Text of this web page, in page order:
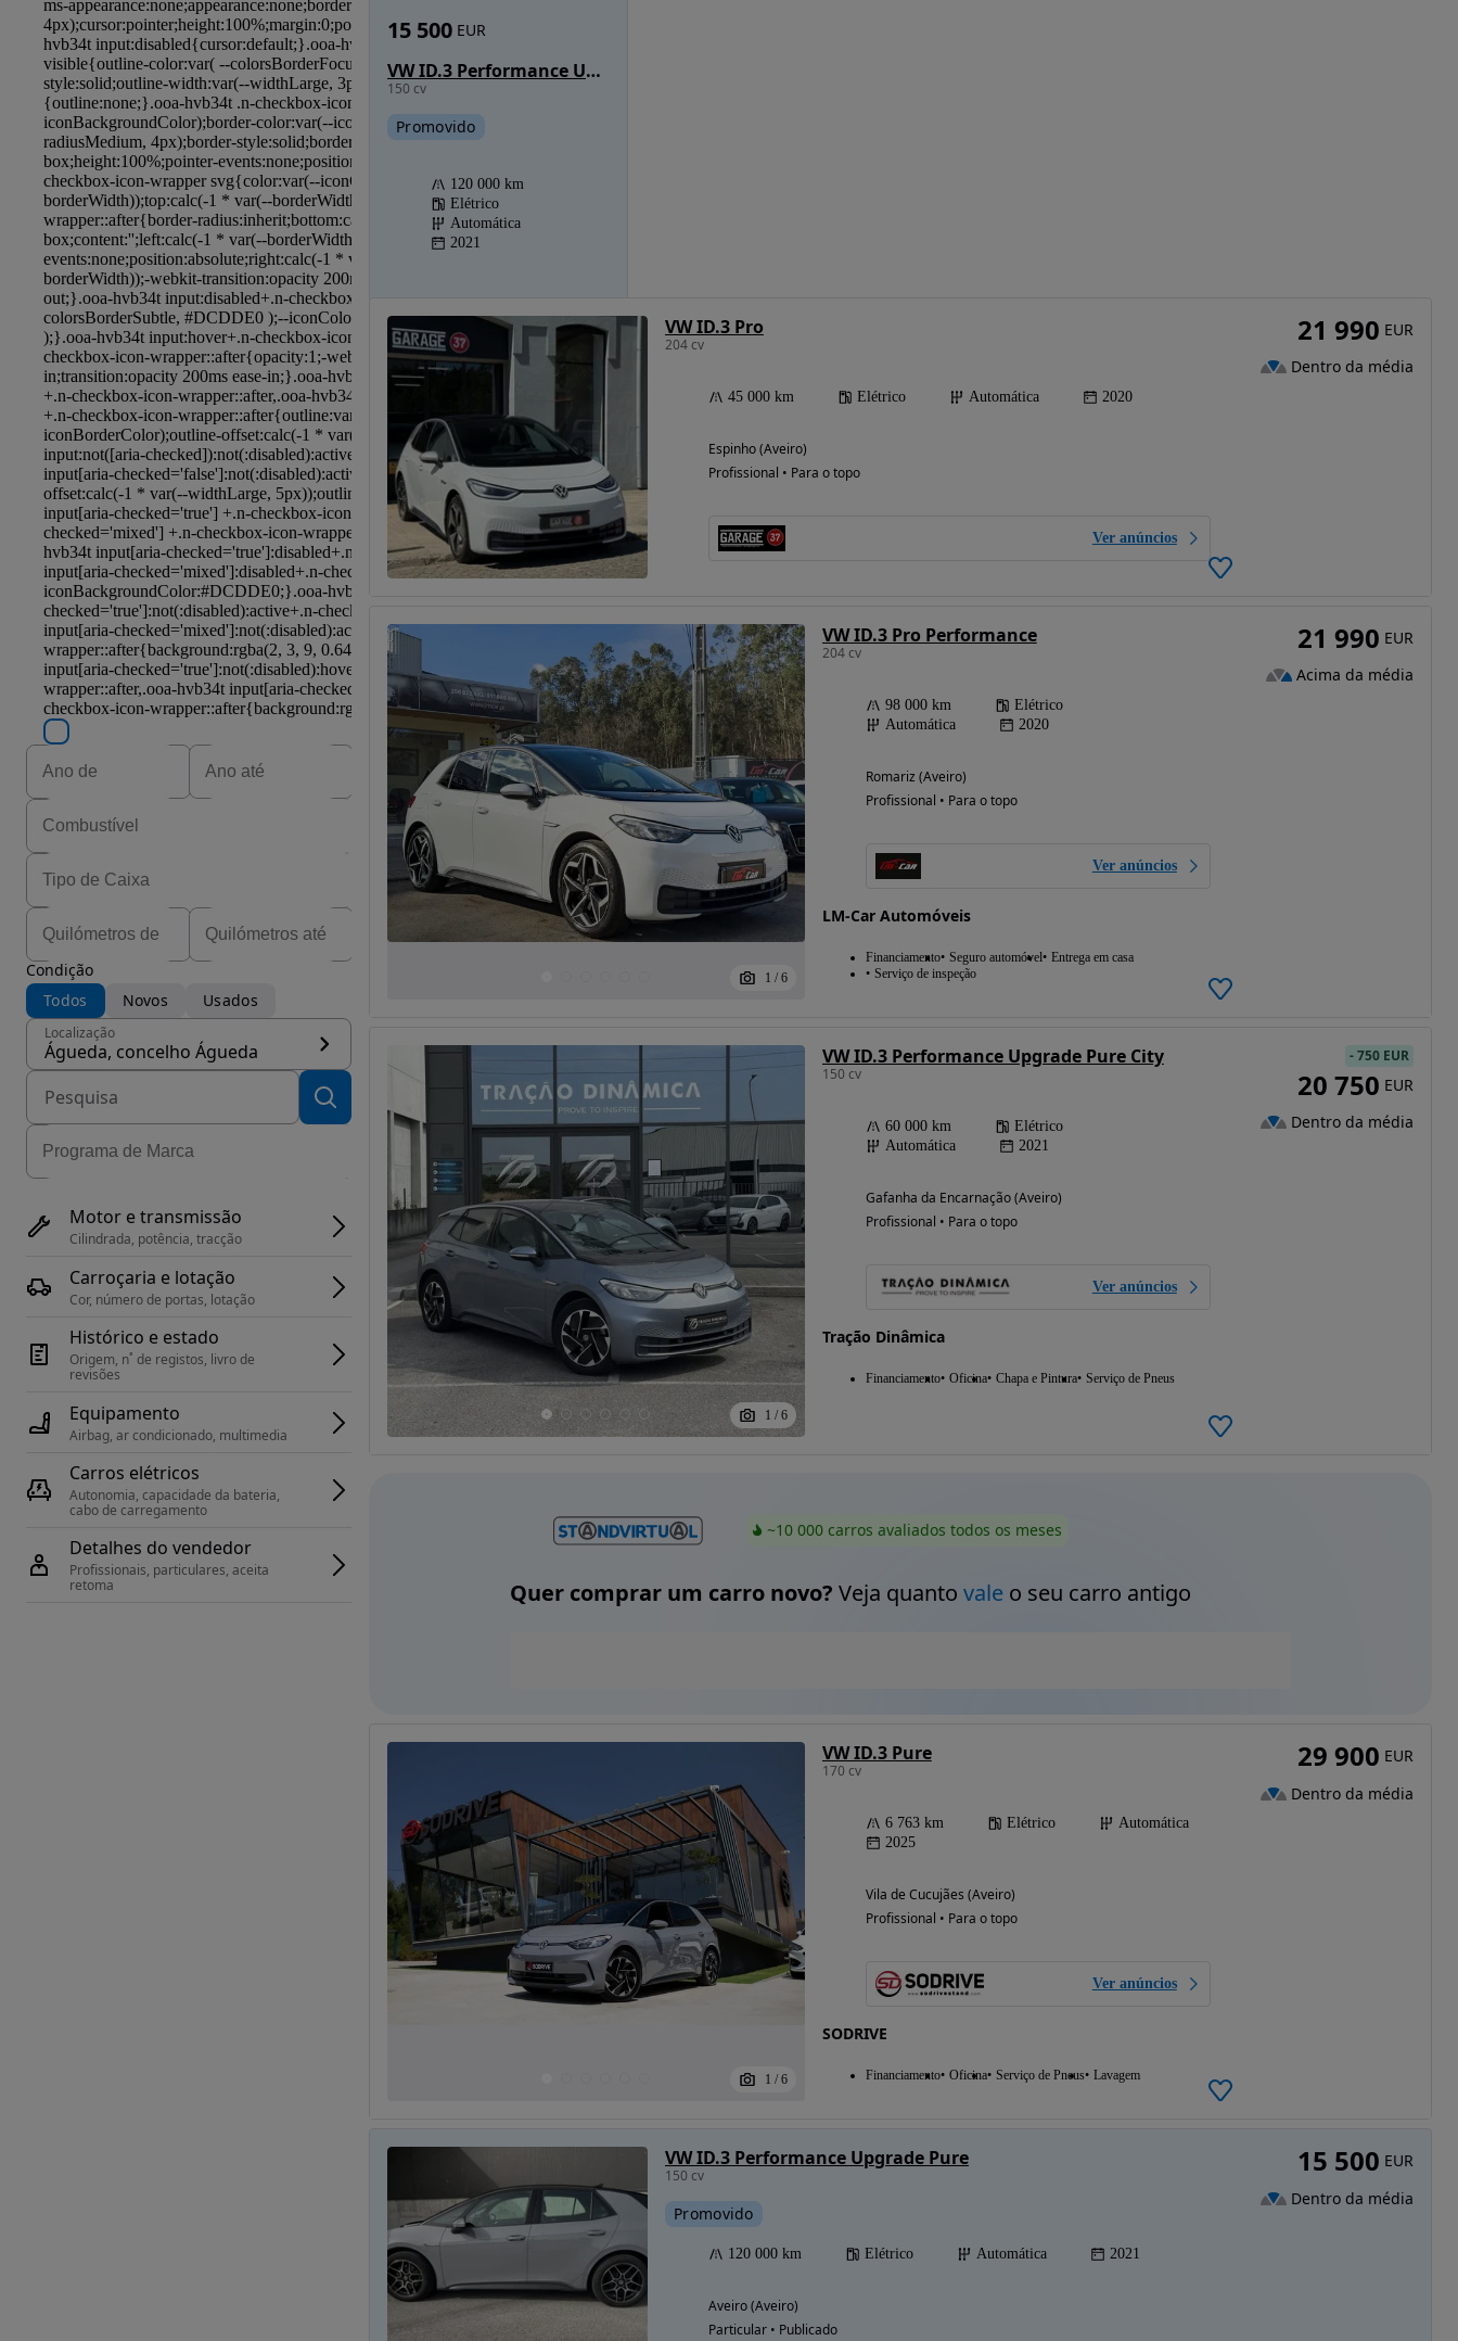
Condição
Todos
Novos Usados
Localização
Águeda, concelho Águeda
Motor e transmissão
Cilindrada, potência, tracção
Carroçaria e lotação
Cor, número de portas, lotação
Histórico e estado
Origem, n˚ de registos, livro de
revisões
Equipamento
Airbag, ar condicionado, multimedia
Carros elétricos
Autonomia, capacidade da bateria,
cabo de carregamento
Detalhes do vendedor
Profissionais, particulares, aceita
retoma
VW ID.3 Performance Upgrade Pure
150 cv
15 500 EUR
Promovido
120 000 km
Elétrico
Automática
2021
VW ID.3 Pro
204 cv
45 000 km Elétrico Automática 2020
Espinho (Aveiro)
Profissional • Para o topo
Ver anúncios
21 990 EUR
Dentro da média
1 / 6
VW ID.3 Pro Performance
204 cv
98 000 km
Elétrico
Automática
2020
Romariz (Aveiro)
Profissional • Para o topo
Ver anúncios
LM-Car Automóveis
Financiamento Seguro automóvel
Entrega em casa
Serviço de inspeção
21 990 EUR
Acima da média
1 / 6
VW ID.3 Performance Upgrade Pure City
150 cv
60 000 km
Elétrico
Automática
2021
Gafanha da Encarnação (Aveiro)
Profissional • Para o topo
Ver anúncios
Tração Dinâmica
Financiamento Oficina Chapa e Pintura Serviço de Pneus
-750 EUR
20 750 EUR
Dentro da média
~10 000 carros avaliados todos os meses
Quer comprar um carro novo? Veja quanto valeo seu carro antigo
1 / 6
VW ID.3 Pure
170 cv
6 763 km Elétrico
Automática
2025
Vila de Cucujães (Aveiro)
Profissional • Para o topo
Ver anúncios
SODRIVE
Financiamento Oficina Serviço de Pneus Lavagem
29 900 EUR
Dentro da média
VW ID.3 Performance Upgrade Pure
150 cv
Promovido
120 000 km Elétrico Automática 2021
Aveiro (Aveiro)
Particular • Publicado
15 500 EUR
Dentro da média